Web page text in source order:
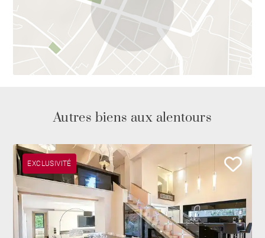
Autres biens aux alentours
EXCLUSIVITÉ